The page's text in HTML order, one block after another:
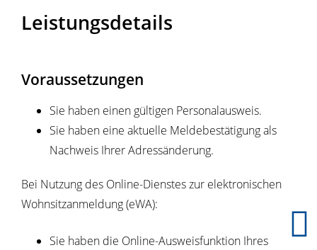
Leistungsdetails
Voraussetzungen
Sie haben einen gültigen Personalausweis.
Sie haben eine aktuelle Meldebestätigung als
Nachweis Ihrer Adressänderung.
Bei Nutzung des Online-Dienstes zur elektronischen
Wohnsitzanmeldung (eWA):
Sie haben die Online-Ausweisfunktion Ihres